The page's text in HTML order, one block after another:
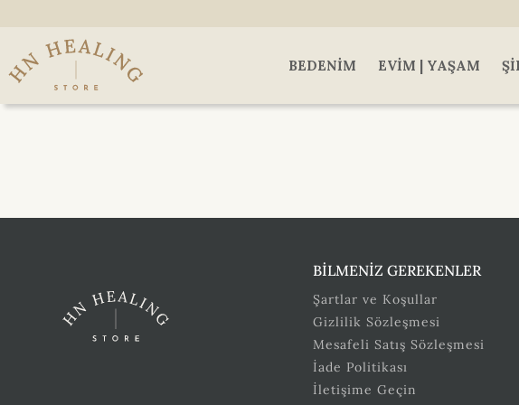
BEDENIM EVIM | YAŞAM
BİLMENİZ GEREKENLER
Şartlar ve Koşullar
Gizlilik Sözleşmesi
Mesafeli Satış Sözleşmesi
İade Politikası
İletişime Geçin